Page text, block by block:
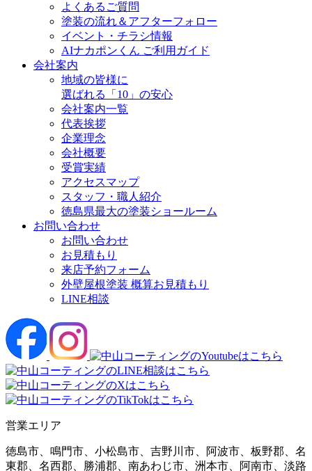
よくあるご質問
塗装の流れ＆アフターフォロー
イベント・チラシ情報
AIナカポンくん ご利用ガイド
会社案内
地域の皆様に
選ばれる「10」の安心
会社案内一覧
代表挨拶
企業理念
会社概要
受賞実績
アクセスマップ
スタッフ・職人紹介
徳島県最大の塗装ショールーム
お問い合わせ
お問い合わせ
お見積もり
来店予約フォーム
外壁屋根塗装 概算お見積もり
LINE相談
営業エリア
徳島市、鳴門市、小松島市、吉野川市、阿波市、板野郡、名
東郡、名西郡、勝浦郡、南あわじ市、洲本市、阿南市、淡路